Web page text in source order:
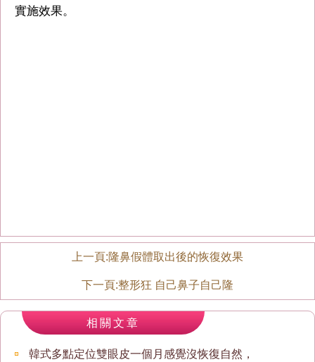
實施效果。
上一頁:隆鼻假體取出後的恢復效果
下一頁:整形狂 自己鼻子自己隆
相關文章
韓式多點定位雙眼皮一個月感覺沒恢復自然，